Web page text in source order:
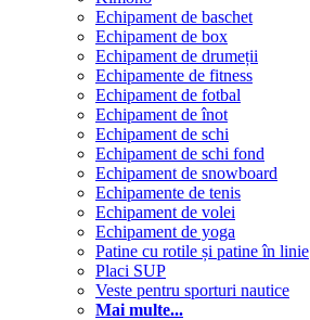
Echipament de baschet
Echipament de box
Echipament de drumeții
Echipamente de fitness
Echipament de fotbal
Echipament de înot
Echipament de schi
Echipament de schi fond
Echipament de snowboard
Echipamente de tenis
Echipament de volei
Echipament de yoga
Patine cu rotile și patine în linie
Placi SUP
Veste pentru sporturi nautice
Mai multe...